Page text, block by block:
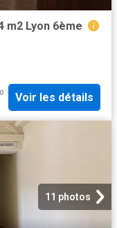
m2 Lyon 6ème
Voir les détails
11 photos